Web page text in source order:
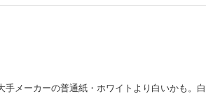
メーカーの普通紙・ホワイトより白いかも。